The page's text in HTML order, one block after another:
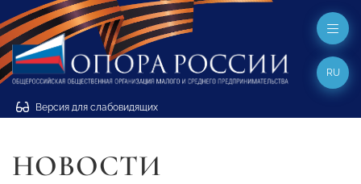
Версия для слабовидящих
RU
НОВОСТИ